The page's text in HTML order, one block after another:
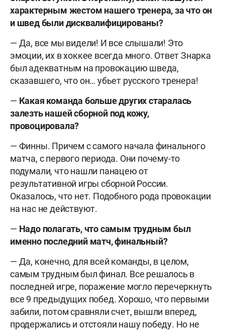
характерным жестом нашего тренера, за что он
и швед были дисквалифицированы?
— Да, все мы видели! И все слышали! Это
эмоции, их в хоккее всегда много. Ответ Знарка
был адекватным на провокацию шведа,
сказавшего, что он… убьет русского тренера!
— Какая команда больше других старалась
залезть нашей сборной под кожу,
провоцировала?
— Финны. Причем с самого начала финального
матча, с первого периода. Они почему-то
подумали, что нашли панацею от
результативной игры сборной России.
Оказалось, что нет. Подобного рода провокации
на нас не действуют.
— Надо полагать, что самым трудным был
именно последний матч, финальный?
— Да, конечно, для всей команды, в целом,
самым трудным был финал. Все решалось в
последней игре, поражение могло перечеркнуть
все 9 предыдущих побед. Хорошо, что первыми
забили, потом сравняли счет, вышли вперед,
продержались и отстояли нашу победу. Но не